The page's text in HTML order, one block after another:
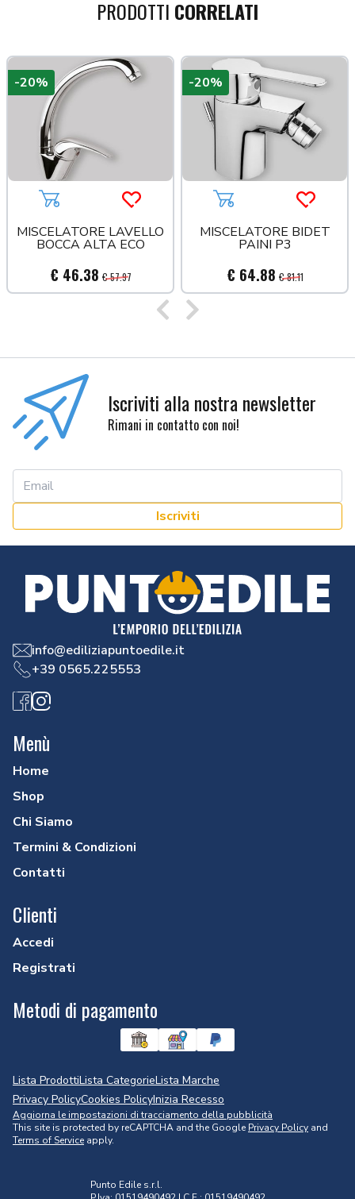
PRODOTTI CORRELATI
più tardi
Aggiungi al carrelloAcquista più tardi
MISCELATORE LAVELLO
BOCCA ALTA ECO
€ 46.38 € 57.97
-20%
Aggiungi al carrello
MISCELATORE BIDET
PAINI P3
€ 64.88 € 81.11
-20%
Iscriviti alla nostra newsletter
Rimani in contatto con noi!
Iscriviti
info@ediliziapuntoedile.it
+39 0565.225553
Facebook
Instagram
Menù
Home
Shop
Chi Siamo
Termini & Condizioni
Contatti
Clienti
Accedi
Registrati
Metodi di pagamento
Lista ProdottiLista CategorieLista Marche
Privacy PolicyCookies PolicyInizia Recesso
Aggiorna le impostazioni di tracciamento della pubblicità
This site is protected by reCAPTCHA and the Google Privacy Policy and
Terms of Service apply.
Punto Edile s.r.l.